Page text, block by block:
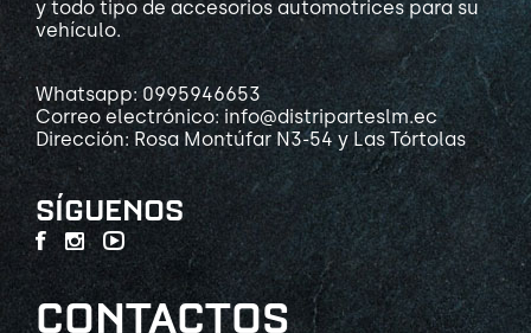
y todo tipo de accesorios automotrices para su
vehículo.
Whatsapp: 0995946653
Correo electrónico: info@distriparteslm.ec
Dirección: Rosa Montúfar N3-54 y Las Tórtolas
SÍGUENOS
CONTACTOS